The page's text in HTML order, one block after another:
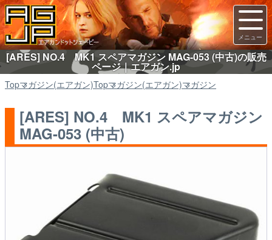
[ARES] NO.4 MK1 スペアマガジン MAG-053 (中古)の販売
ページ｜エアガン.jp
Topマガジン(エアガン)Topマガジン(エアガン)マガジン
[ARES] NO.4 MK1 スペアマガジン
MAG-053 (中古)